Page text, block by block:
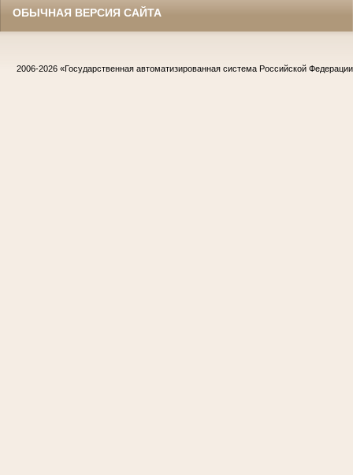
ОБЫЧНАЯ ВЕРСИЯ САЙТА
2006-2026 «Государственная автоматизированная система Российской